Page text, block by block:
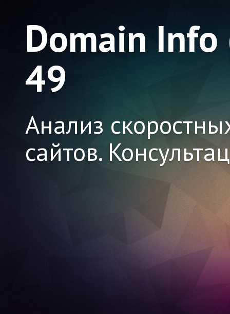
Domain
49
Анализ
сайтов.